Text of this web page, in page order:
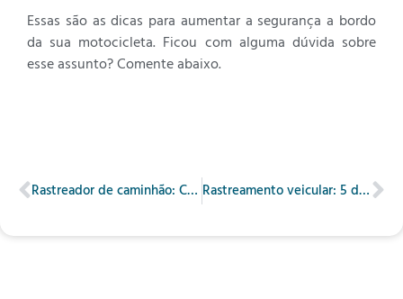
Essas são as dicas para aumentar a segurança a bordo
da sua motocicleta. Ficou com alguma dúvida sobre
esse assunto? Comente abaixo.
Rastreador de caminhão: Com você em todos os momentos Rastreamento veicular: 5 dicas importantes